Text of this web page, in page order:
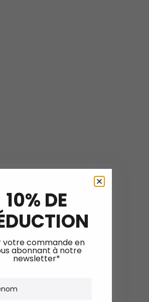
10% DE
votre commande en
abonnant à notre
newsletter*